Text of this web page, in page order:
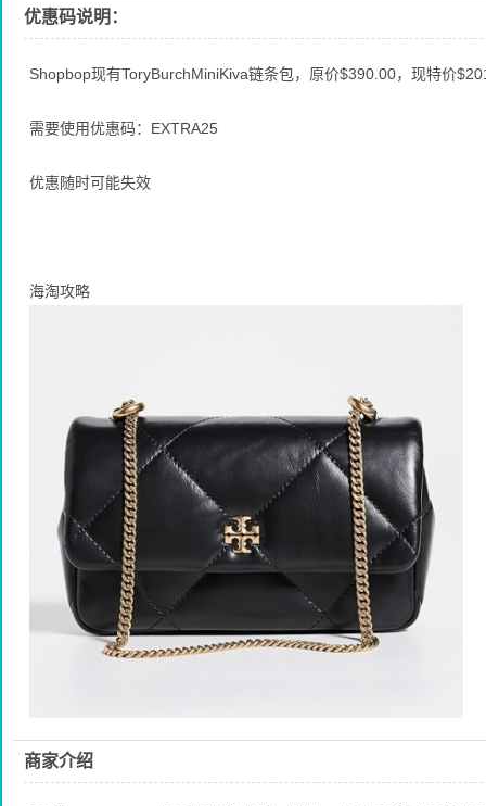
优惠码说明：
Shopbop现有ToryBurchMiniKiva链条包，原价$390.00，现特价
需要使用优惠码：EXTRA25
优惠随时可能失效
海淘攻略
商家介绍